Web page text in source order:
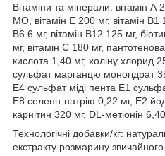
Вітаміни та мінерали: вітамін
МО, вітамін Е 200 мг, вітамін В1
В6 6 мг, вітамін В12 125 мг,
мг, вітамін С 180 мг,
кислота 1,40 мг, холіну хлорид
сульфат марганцю моногідрат
Е4 сульфат міді пента Е1
Е8 селеніт натрію 0,22 мг, Е2
карнітин 320 мг, DL-метіонін 6,40
Технологічні добавки/кг:
екстракту розмарину